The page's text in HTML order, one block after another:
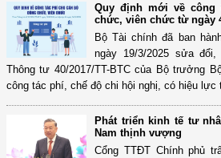
Quy định mới về công
chức, viên chức từ ngày
Bộ Tài chính đã ban
ngày 19/3/2025 sửa
Thông tư 40/2017/TT-BTC của Bộ trưởng
công tác phí, chế độ chi hội nghị, có hiệu lực
Phát triển kinh tế tư
Nam thịnh vượng
Cổng TTĐT Chính phủ